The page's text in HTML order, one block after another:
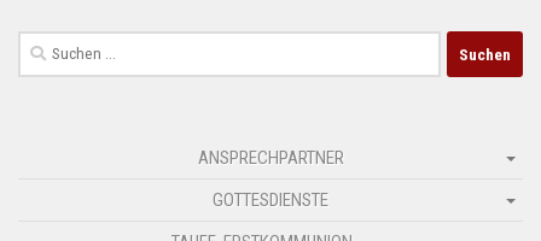
Suchen
nach:
ANSPRECHPARTNER
GOTTESDIENSTE